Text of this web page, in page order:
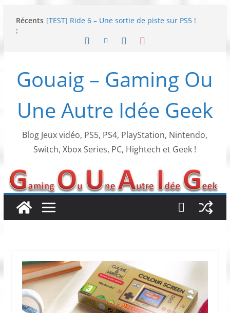
Récents
:
[TEST] Ride 6 – Une sortie de piste sur PS5 !
NEOGEO AES+ : La légende de l’arcade est de
SWITCH 2 : Nouveaux accessoires Turtle Beach X
Gouaig – Gaming Ou
Une Autre Idée Geek
Blog Jeux vidéo, PS5, PS4, PlayStation, Nintendo,
Switch, Xbox Series, PC, Hightech et Geek !